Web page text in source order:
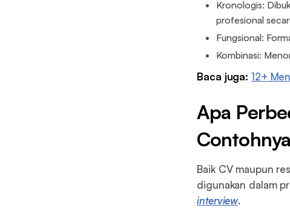
Kronologis:
profesional
Fungsional:
Kombinasi:
Baca juga: 12+
Apa
Contohnya
Baik CV maupun
digunakan dalam
interview.